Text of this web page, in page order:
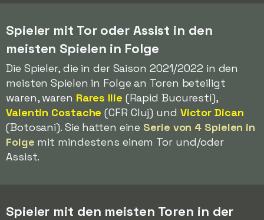
Spieler mit Tor oder Assist in den
meisten Spielen in Folge
Die Spieler, die in der Saison 2021/2022 in den
meisten Spielen in Folge an Toren beteiligt
waren, waren Rares Ilie (Rapid Bucuresti),
Valentin Costache (CFR Cluj) und Victor Dican
(Botosani). Sie hatten eine Serie von 4 Spielen in
Folge mit mindestens einem Tor und/oder
Assist.
Spieler mit den meisten Toren in der